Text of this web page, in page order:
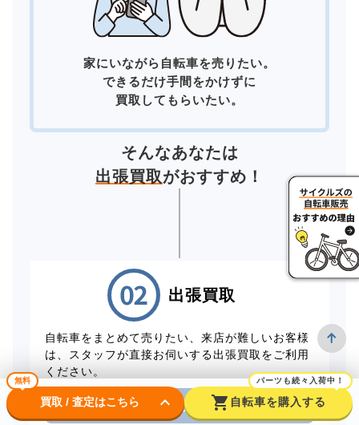
家にいながら自転車を売りたい。
できるだけ手間をかけずに
買取してもらいたい。
そんなあなたは
出張買取がおすすめ！
出張買取
自転車をまとめて売りたい、来店が難しいお客様
は、スタッフが直接お伺いする出張買取をご利用
ください。
電話から出張買取を申し込む
無料
買取 / 査定はこちら keyboard_arrow_down shopping_cart
パーツも続々入荷中！
自転車を購入する